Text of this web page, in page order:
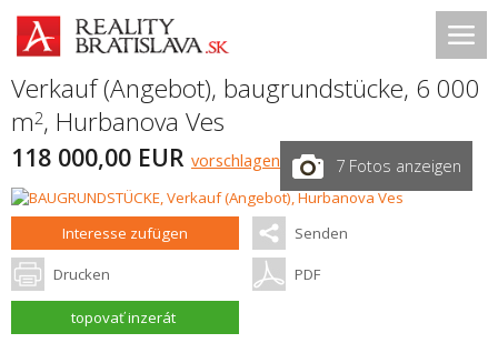
Verkauf (Angebot), baugrundstücke, 6 000
m2, Hurbanova Ves
118 000,00 EUR vorschlagen 7 Fotos anzeigen
Interesse zufügen Senden
Drucken PDF
topovať inzerát